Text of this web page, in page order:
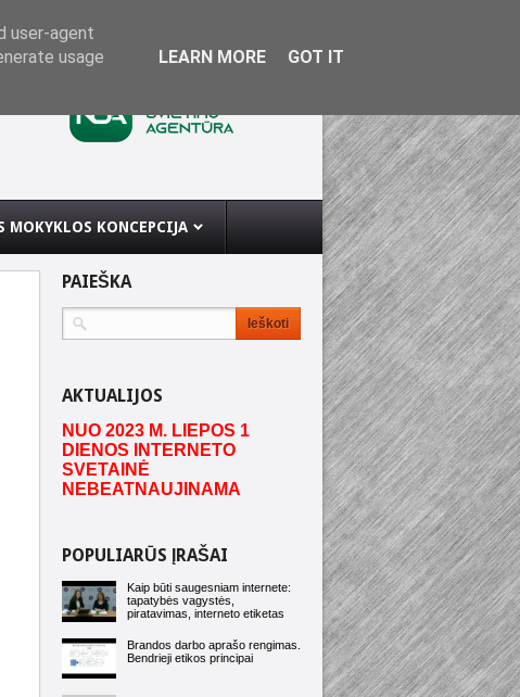
MOKYKLOS KONCEPCIJA
PAIEŠKA
AKTUALIJOS
NUO 2023 M. LIEPOS 1
DIENOS INTERNETO
SVETAINĖ
NEBEATNAUJINAMA
POPULIARŪS ĮRAŠAI
Kaip būti saugesniam internete:
tapatybės vagystės,
piratavimas, interneto etiketas
Brandos darbo aprašo rengimas.
Bendrieji etikos principai
user-agent
usage
LEARN MORE GOT IT